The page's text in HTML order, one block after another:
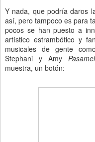
Y nada, que podría daros
así, pero tampoco es para
pocos se han puesto a
artístico estrambótico y
musicales de gente
Stephani y Amy
muestra, un botón: